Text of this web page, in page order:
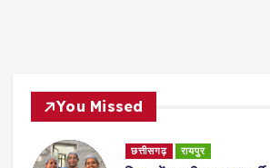
You Missed
छत्तीसगढ़ रायपुर